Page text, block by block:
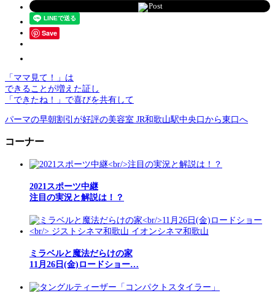
Post
Save
「ママ見て！」は
できることが増えた証し
「できたね！」で喜びを共有して
パーマの早朝割引が好評の美容室 JR和歌山駅中央口から東口へ
コーナー
2021スポーツ中継
注目の実況と解説は！？
ミラベルと魔法だらけの家
11月26日(金)ロードショー…